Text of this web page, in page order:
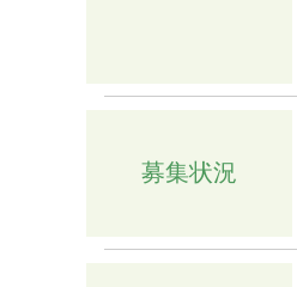
募集状況